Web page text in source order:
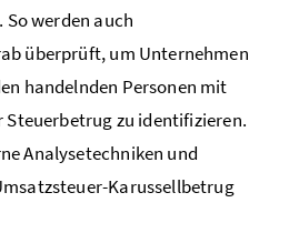
werden auch
überprüft, um Unternehmen
handelnden Personen mit
Steuerbetrug zu identifizieren.
Analysetechniken und
Karussellbetrug